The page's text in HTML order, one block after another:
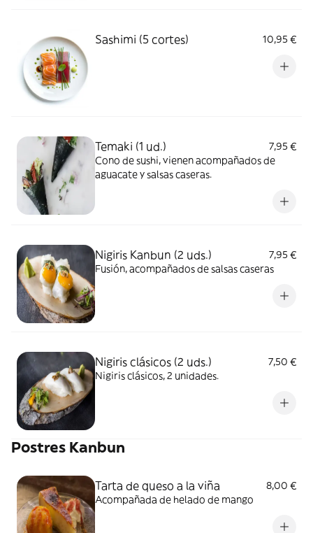
Sashimi (5 cortes) 10,95 €
Temaki (1 ud.)
7,95 €
Cono de sushi, vienen acompañados de
aguacate y salsas caseras.
Nigiris Kanbun (2 uds.)
7,95 €
Fusión, acompañados de salsas caseras
Nigiris clásicos (2 uds.)
7,50 €
Nigiris clásicos, 2 unidades.
Postres Kanbun
Tarta de queso a la viña
8,00 €
Acompañada de helado de mango